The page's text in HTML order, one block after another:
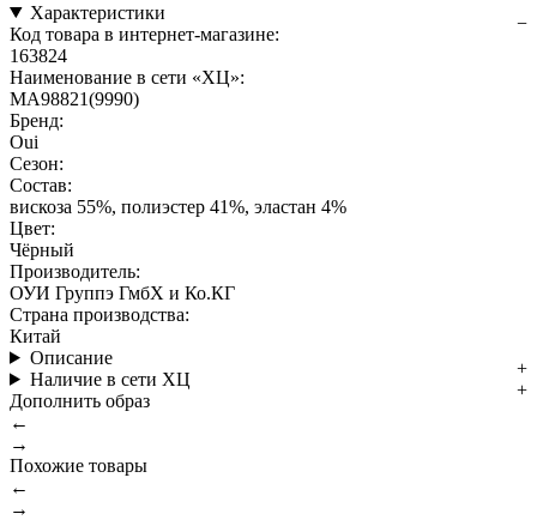
Характеристики
Код товара в интернет-магазине:
163824
Наименование в сети «ХЦ»:
MA98821(9990)
Бренд:
Oui
Сезон:
Состав:
вискоза 55%, полиэстер 41%, эластан 4%
Цвет:
Чёрный
Производитель:
ОУИ Группэ ГмбХ и Ко.КГ
Страна производства:
Китай
Описание
Наличие в сети ХЦ
Дополнить образ
←
→
Похожие товары
←
→